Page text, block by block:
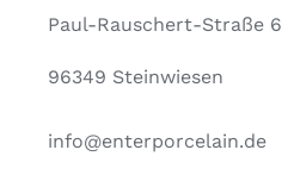
Paul-Rauschert-Straße 6
96349 Steinwiesen
info@enterporcelain.de